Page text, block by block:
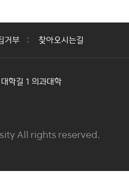
거부 찾아오시는길
학길 1 의과대학
All rights reserved.